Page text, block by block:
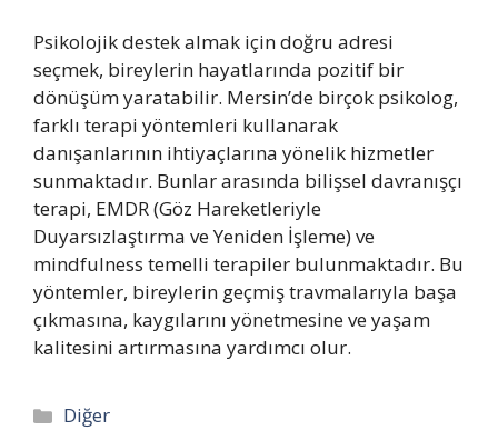
Psikolojik destek almak için doğru adresi
seçmek, bireylerin hayatlarında pozitif bir
dönüşüm yaratabilir. Mersin’de birçok psikolog,
farklı terapi yöntemleri kullanarak
danışanlarının ihtiyaçlarına yönelik hizmetler
sunmaktadır. Bunlar arasında bilişsel davranışçı
terapi, EMDR (Göz Hareketleriyle
Duyarsızlaştırma ve Yeniden İşleme) ve
mindfulness temelli terapiler bulunmaktadır. Bu
yöntemler, bireylerin geçmiş travmalarıyla başa
çıkmasına, kaygılarını yönetmesine ve yaşam
kalitesini artırmasına yardımcı olur.
Kategoriler
Diğer